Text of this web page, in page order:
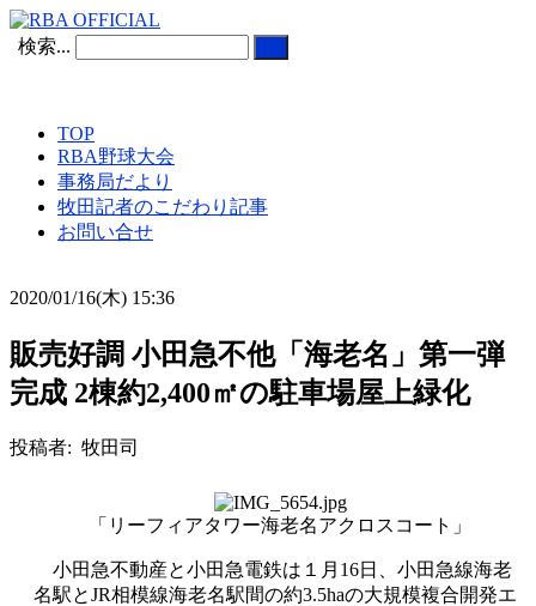
検索...
TOP
RBA野球大会
事務局だより
牧田記者のこだわり記事
お問い合せ
2020/01/16(木) 15:36
販売好調 小田急不他「海老名」第一弾
完成 2棟約2,400㎡の駐車場屋上緑化
投稿者: 牧田司
「リーフィアタワー海老名アクロスコート」
小田急不動産と小田急電鉄は１月16日、小田急線海老
名駅とJR相模線海老名駅間の約3.5haの大規模複合開発エ